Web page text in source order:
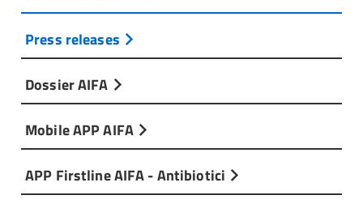
Press releases
Dossier AIFA
Mobile APP AIFA
APP Firstline AIFA - Antibiotici